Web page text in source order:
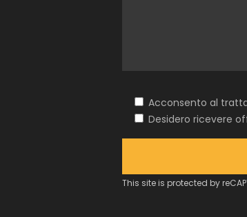
Acconsento al
Desidero ricevere
This site is protected by